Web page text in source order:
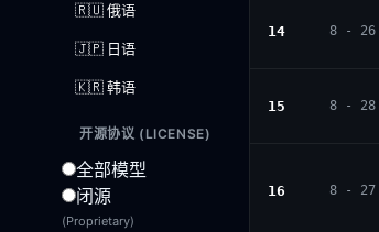
🇷🇺 俄语
🇯🇵 日语
🇰🇷 韩语
开源协议 (LICENSE)
全部模型
闭源
(Proprietary)
14 8 - 26
15 8 - 28
16 8 - 27